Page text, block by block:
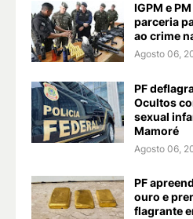
IGPM e
parceria
ao crime
Agosto 06,
PF
Ocultos
sexual
Mamoré
Agosto 06,
PF
ouro e
flagrante